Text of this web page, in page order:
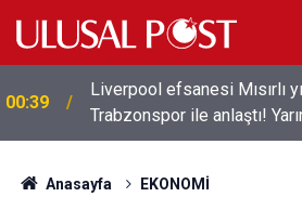
00:39
Liverpool efsanesi Mısırlı
Trabzonspor ile anlaştı!
Anasayfa EKONOMİ